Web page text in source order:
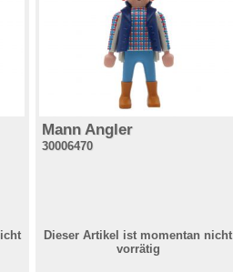
Mann Angler
30006470
Dieser Artikel ist momentan nicht
vorrätig